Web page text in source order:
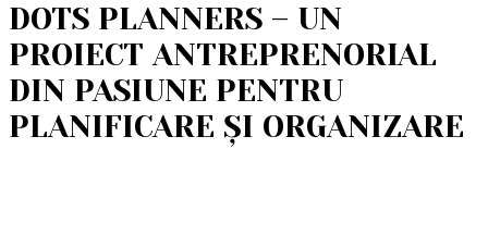
DOTS PLANNERS – UN
PROIECT ANTREPRENORIAL
DIN PASIUNE PENTRU
PLANIFICARE ȘI ORGANIZARE